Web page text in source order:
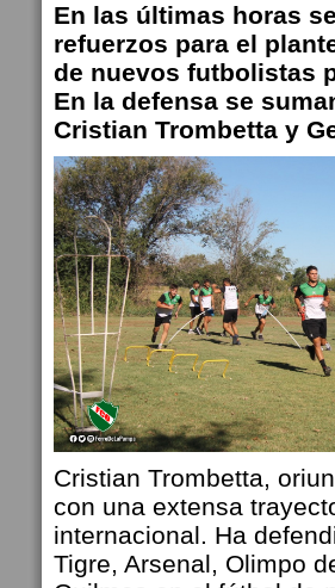
En las últimas horas
refuerzos para el
de nuevos futbolistas
En la defensa se
Cristian Trombetta y
Cristian Trombetta,
con una extensa
internacional. Ha
Tigre, Arsenal, Olimpo